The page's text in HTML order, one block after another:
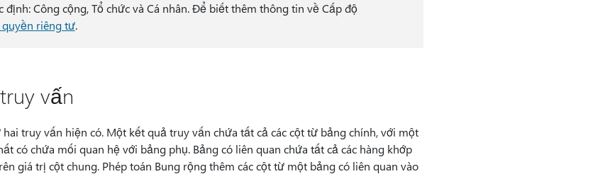
Công cộng, Tổ chức và Cá nhân. Để biết thêm thông tin về Cấp độ
riêng tư.
vấn
truy vấn hiện có. Một kết quả truy vấn chứa tất cả các cột từ bảng chính, với một
có chứa mối quan hệ với bảng phụ. Bảng có liên quan chứa tất cả các hàng khớp
giá trị cột chung. Phép toán Bung rộng thêm các cột từ một bảng có liên quan vào